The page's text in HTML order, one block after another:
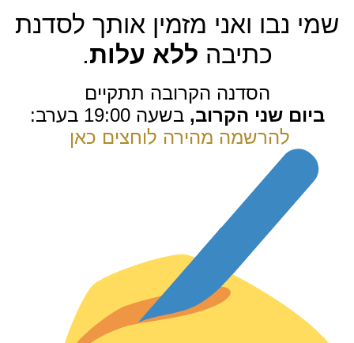
שמי נבו ואני מזמין אותך לסדנת
כתיבה ללא עלות.
הסדנה הקרובה תתקיים
ביום שני הקרוב,בשעה 19:00 בערב:
להרשמה מהירה לוחצים כאן